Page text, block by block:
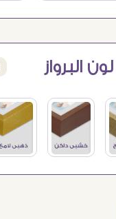
البرواز